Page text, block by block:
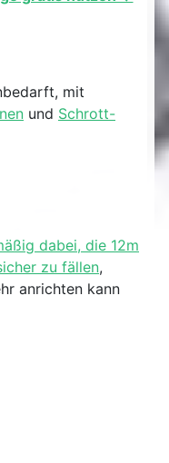
mit
und Schrott-
dabei, die 12m
zu fällen,
anrichten kann